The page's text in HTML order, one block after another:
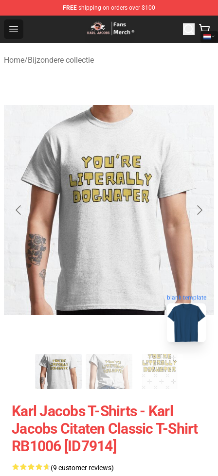
FREE shipping on orders over $100
Open menu
Karl Jacobs Store - Official Karl Jacobs Merchandise
Home/Bijzondere collectie
blank template
Karl Jacobs T-Shirts - Karl
Jacobs Citaten Classic T-Shirt
RB1006 [ID7914]
(9 customer reviews)